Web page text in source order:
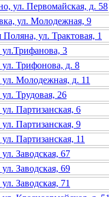
ул. Первомайская, д. 58
ул. Молодежная, 9
Поляна, ул. Трактовая, 1
3
Трифонова, д. 8
Молодежная, д. 11
Трудовая, 26
Партизанская, 6
Партизанская, 9
Партизанская, 11
Заводская, 67
Заводская, 69
Заводская, 71